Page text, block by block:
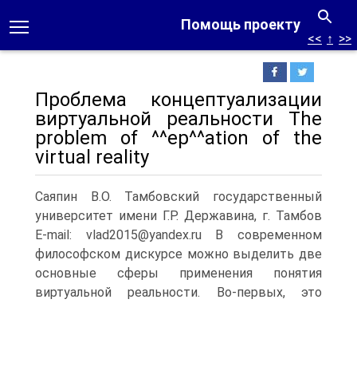
Помощь проекту
<< ↑ >>
Проблема концептуализации
виртуальной реальности The
problem of ^^ep^^ation of the
virtual reality
Саяпин В.О. Тамбовский государственный
университет имени Г.Р. Державина, г. Тамбов
E-mail: vlad2015@yandex.ru В современном
философском дискурсе можно выделить две
основные сферы применения понятия
виртуальной реальности. Во-первых, это